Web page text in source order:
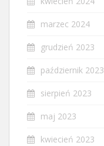
marzec 2024
grudzień 2023
październik 2023
sierpień 2023
maj 2023
kwiecień 2023